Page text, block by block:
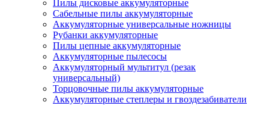
Пилы дисковые аккумуляторные
Сабельные пилы аккумуляторные
Аккумуляторные универсальные ножницы
Рубанки аккумуляторные
Пилы цепные аккумуляторные
Аккумуляторные пылесосы
Аккумуляторный мультитул (резак
универсальный)
Торцовочные пилы аккумуляторные
Аккумуляторные степлеры и гвоздезабиватели